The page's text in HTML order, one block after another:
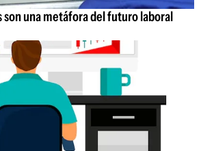
son una metáfora del futuro laboral